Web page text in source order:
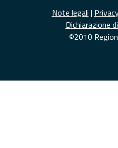
Note legali |
Dichiarazione
©2010